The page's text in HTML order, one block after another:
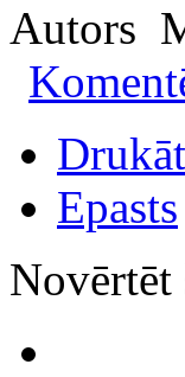
Autors
Drukāt
Epasts
Novērtēt